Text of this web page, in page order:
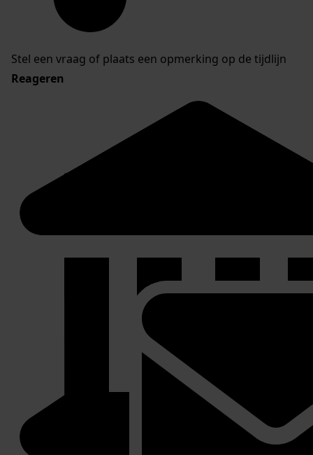
Stel een vraag of plaats een opmerking op de tijdlijn
Reageren